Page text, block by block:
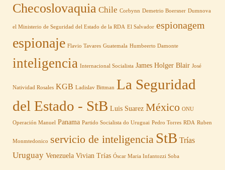
Checoslovaquia Chile Corbynn Demetrio Boersner Dumnova
el Ministerio de Seguridad del Estado de la RDA El Salvador espionagem
espionaje Flavio Tavares Guatemala Humbeerto Damonte
inteligencia Internacional Socialista James Holger Blair José
Natividad Rosales KGB Ladislav Bittman La Seguridad
del Estado - StB Luis Suarez México ONU
Operación Manuel Panama Partido Socialista do Uruguai Pedro Torres RDA Ruben
Monmtedonico servicio de inteligencia StB Trías
Uruguay Venezuela Vivian Trías Óscar Maria Infantozzi Soba